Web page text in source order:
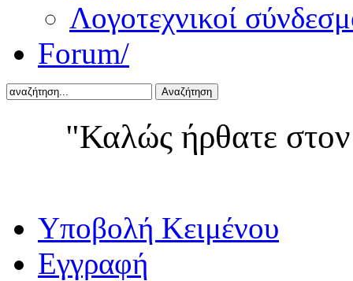
Λογοτεχνικοί
Forum/
Αναζήτηση
"Καλώς ήρθατε
Yποβολή Κειμένου
Εγγραφή